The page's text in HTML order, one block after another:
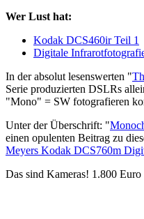
Wer Lust hat:
Kodak DCS460ir Teil 1
Digitale
In der absolut lesenswerten "
Serie produzierten DSLRs
"Mono" = SW fotografieren
Unter der Überschrift: "
einen opulenten Beitrag zu
Meyers Kodak DCS760m
Das sind Kameras! 1.800